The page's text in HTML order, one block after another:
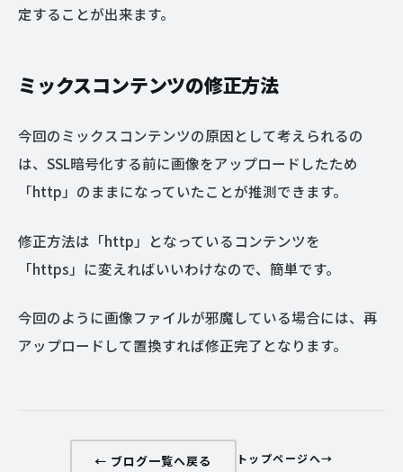
定することが出来ます。
ミックスコンテンツの修正方法
今回のミックスコンテンツの原因として考えられるの
は、SSL暗号化する前に画像をアップロードしたため
「http」のままになっていたことが推測できます。
修正方法は「http」となっているコンテンツを
「https」に変えればいいわけなので、簡単です。
今回のように画像ファイルが邪魔している場合には、再
アップロードして置換すれば修正完了となります。
← ブログ一覧へ戻る トップページへ